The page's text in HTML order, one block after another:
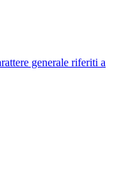
generale riferiti a